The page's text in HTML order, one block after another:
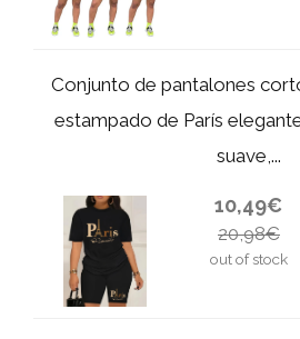
Conjunto de pantalones
estampado de París
suave,...
10,49€
20,98€
out of stock